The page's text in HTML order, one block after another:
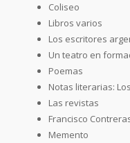
Coliseo
Libros varios
Los escritores
Un teatro en
Poemas
Notas literarias:
Las revistas
Francisco
Memento